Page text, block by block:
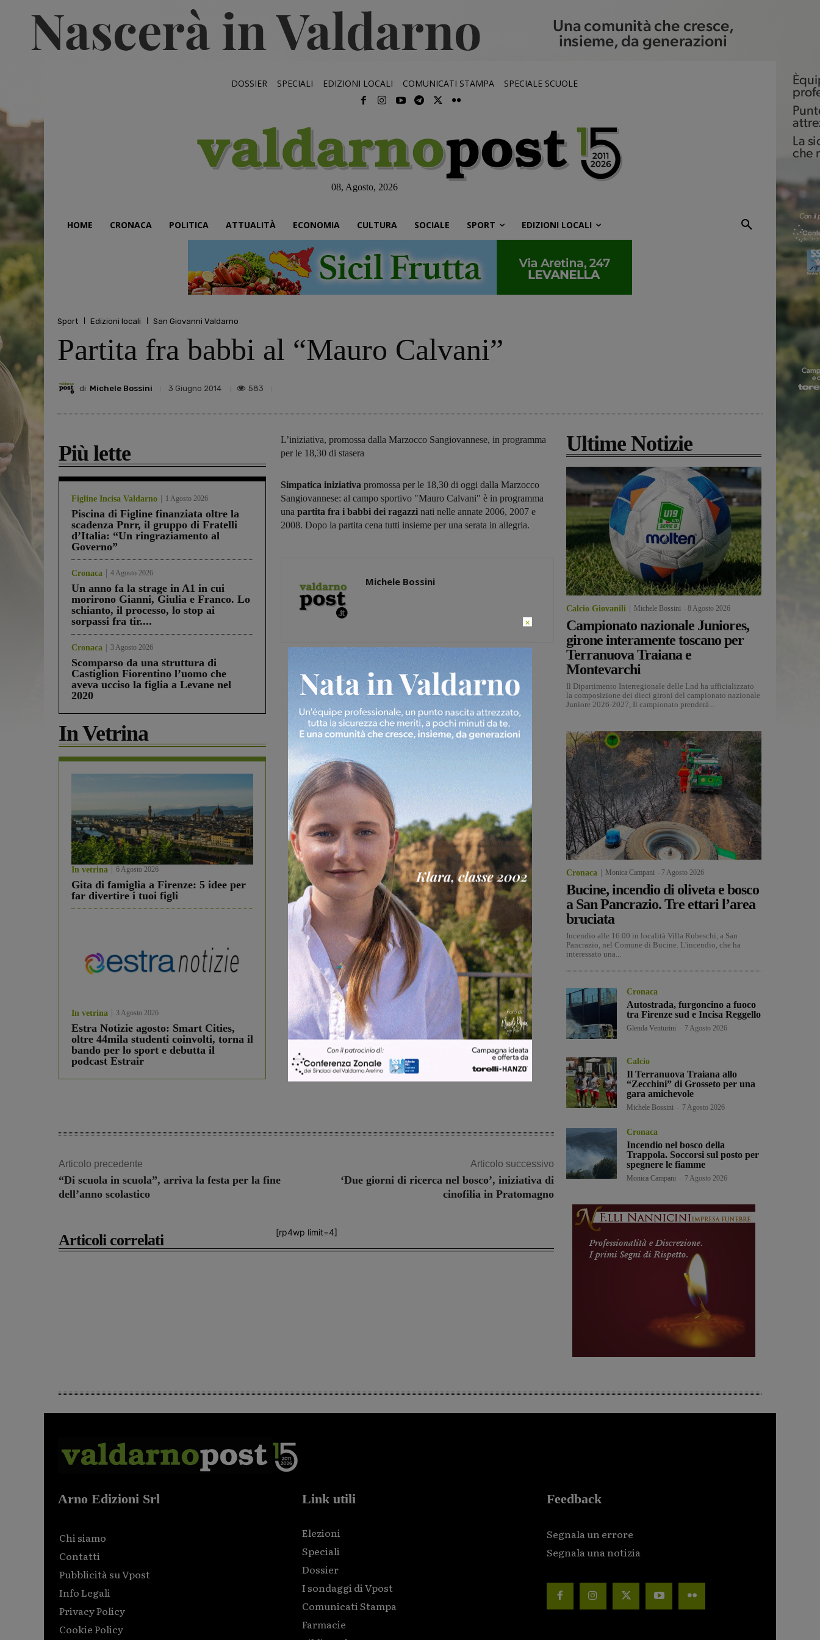
DOSSIER SPECIALI EDIZIONI LOCALI COMUNICATI STAMPA SPECIALE SCUOLE
08, Agosto, 2026
HOME CRONACA POLITICA ATTUALITÀ ECONOMIA CULTURA SOCIALE SPORT EDIZIONI LOCALI
Sport Edizioni locali San Giovanni Valdarno
Partita fra babbi al “Mauro Calvani”
di Michele Bossini 3 Giugno 2014 583
Più lette
Figline Incisa Valdarno 1 Agosto 2026
Piscina di Figline finanziata oltre la
scadenza Pnrr, il gruppo di Fratelli
d’Italia: “Un ringraziamento al
Governo”
Cronaca 4 Agosto 2026
Un anno fa la strage in A1 in cui
morirono Gianni, Giulia e Franco. Lo
schianto, il processo, lo stop ai
sorpassi fra tir....
Cronaca 3 Agosto 2026
Scomparso da una struttura di
Castiglion Fiorentino l’uomo che
aveva ucciso la figlia a Levane nel
2020
In Vetrina
In vetrina 6 Agosto 2026
Gita di famiglia a Firenze: 5 idee per
far divertire i tuoi figli
In vetrina 3 Agosto 2026
Estra Notizie agosto: Smart Cities,
oltre 44mila studenti coinvolti, torna il
bando per lo sport e debutta il
podcast Estrair
L’iniziativa, promossa dalla Marzocco Sangiovannese, in programma
per le 18,30 di stasera
Simpatica iniziativa promossa per le 18,30 di oggi dalla Marzocco
Sangiovannese: al campo sportivo "Mauro Calvani" è in programma
una partita fra i babbi dei ragazzi nati nelle annate 2006, 2007 e
2008. Dopo la partita cena tutti insieme per una serata in allegria.
Michele Bossini
Share
Articolo precedente
“Di scuola in scuola”, arriva la festa per la fine
dell’anno scolastico
Articolo successivo
‘Due giorni di ricerca nel bosco’, iniziativa di
cinofilia in Pratomagno
[rp4wp limit=4]
Articoli correlati
Ultime Notizie
Calcio Giovanili Michele Bossini 8 Agosto 2026
Campionato nazionale Juniores,
girone interamente toscano per
Terranuova Traiana e
Montevarchi
Il Dipartimento Interregionale delle Lnd ha ufficializzato
la composizione dei dieci gironi del campionato nazionale
Juniore 2026-2027, Il campionato prenderà...
Cronaca Monica Campani 7 Agosto 2026
Bucine, incendio di oliveta e bosco
a San Pancrazio. Tre ettari l’area
bruciata
Incendio alle 16.00 in località Villa Rubeschi, a San
Pancrazio, nel Comune di Bucine. L'incendio, che ha
interessato una...
Cronaca
Autostrada, furgoncino a fuoco
tra Firenze sud e Incisa Reggello
Glenda Venturini 7 Agosto 2026
Calcio
Il Terranuova Traiana allo
“Zecchini” di Grosseto per una
gara amichevole
Michele Bossini 7 Agosto 2026
Cronaca
Incendio nel bosco della
Trappola. Soccorsi sul posto per
spegnere le fiamme
Monica Campani 7 Agosto 2026
Arno Edizioni Srl
Chi siamo
Contatti
Pubblicità su Vpost
Info Legali
Privacy Policy
Cookie Policy
Link utili
Elezioni
Speciali
Dossier
I sondaggi di Vpost
Comunicati Stampa
Farmacie
Feedback
Segnala un errore
Segnala una notizia
×